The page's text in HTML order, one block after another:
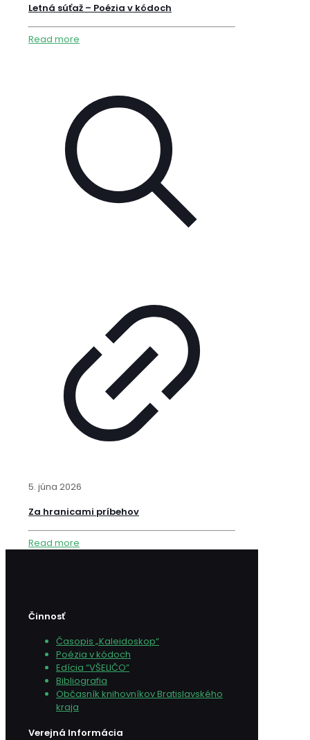
Letná súťaž – Poézia v kódoch
Read more
5. júna 2026
Za hranicami príbehov
Read more
Činnosť
Časopis „Kaleidoskop“
Poézia v kódoch
Edícia “VŠELIČO”
Bibliografia
Občasník knihovníkov Bratislavského
kraja
Verejná Informácia